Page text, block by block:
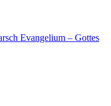
Evangelium – Gottes